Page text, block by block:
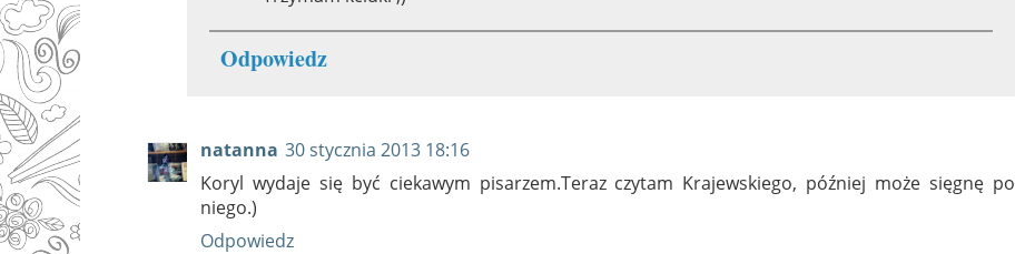
Odpowiedz
natanna 30 stycznia 2013 18:16
Koryl wydaje się być ciekawym pisarzem.Teraz czytam Krajewskiego, później może sięgnę po
niego.)
Odpowiedz